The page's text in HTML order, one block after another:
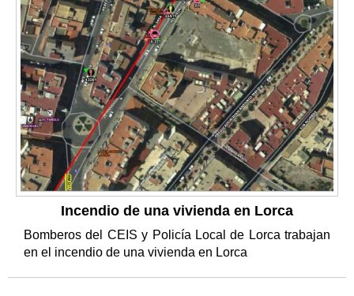
Incendio de una vivienda en Lorca
Bomberos del CEIS y Policía Local de Lorca trabajan
en el incendio de una vivienda en Lorca